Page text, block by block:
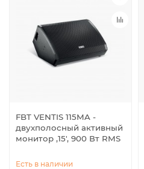
FBT VENTIS 115MA -
двухполосный активный
монитор ,15', 900 Вт RMS
Есть в наличии